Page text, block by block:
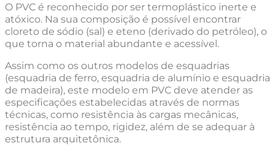
O PVC é reconhecido por ser termoplástico inerte e
atóxico. Na sua composição é possível encontrar
cloreto de sódio (sal) e eteno (derivado do petróleo), o
que torna o material abundante e acessível.
Assim como os outros modelos de esquadrias
(esquadria de ferro, esquadria de alumínio e esquadria
de madeira), este modelo em PVC deve atender as
especificações estabelecidas através de normas
técnicas, como resistência às cargas mecânicas,
resistência ao tempo, rigidez, além de se adequar à
estrutura arquitetônica.